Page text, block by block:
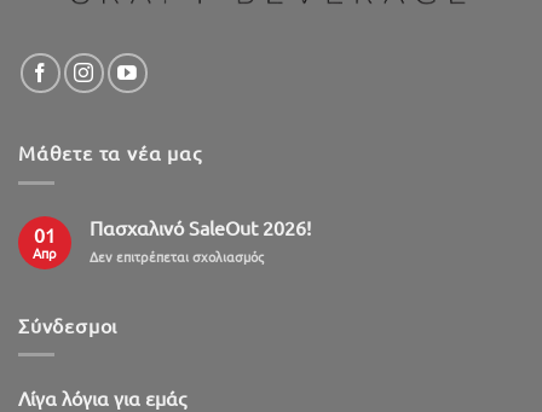
Μάθετε τα νέα μας
01
Απρ
Πασχαλινό SaleOut 2026!
Δεν επιτρέπεται σχολιασμόςστο
Σύνδεσμοι
Λίγα λόγια για εμάς